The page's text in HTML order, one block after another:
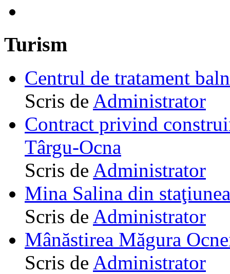
Turism
Centrul de tratament
Scris de Administrator
Contract privind
Târgu-Ocna
Scris de Administrator
Mina Salina din
Scris de Administrator
Mânăstirea Măgura
Scris de Administrator